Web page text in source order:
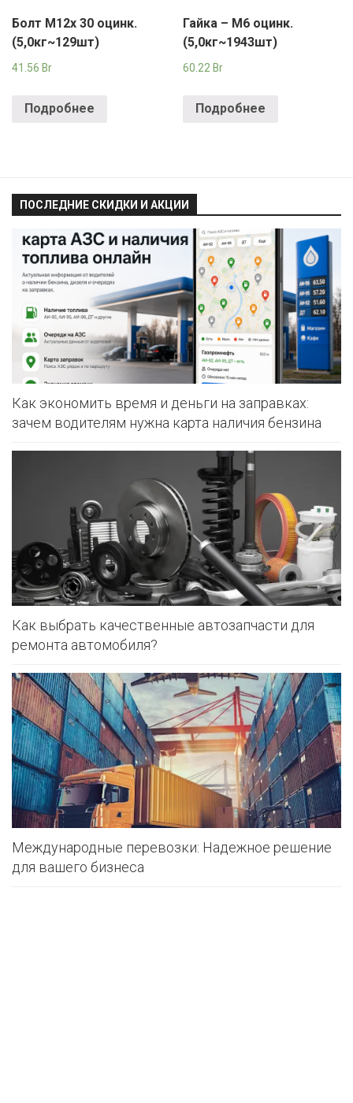
Болт М12х 30 оцинк.
(5,0кг~129шт)
41.56 Br
Подробнее
Гайка – М6 оцинк.
(5,0кг~1943шт)
60.22 Br
Подробнее
ПОСЛЕДНИЕ СКИДКИ И АКЦИИ
Как экономить время и деньги на заправках:
зачем водителям нужна карта наличия бензина
Как выбрать качественные автозапчасти для
ремонта автомобиля?
Международные перевозки: Надежное решение
для вашего бизнеса